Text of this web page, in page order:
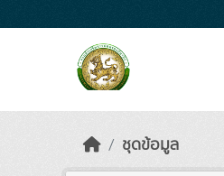
ชุดข้อมูล